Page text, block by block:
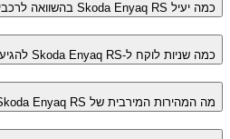
כמה יעיל Skoda Enyaq RS בהשוואה לרכבים חשמליים אחרים?
כמה שניות לוקח ל-Skoda Enyaq RS להגיע ל-100 קמ"ש?
מה המהירות המירבית של Skoda Enyaq RS?